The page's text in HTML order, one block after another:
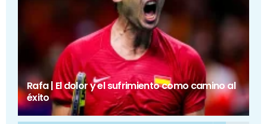
Rafa | El dolor y el sufrimiento como camino al
éxito